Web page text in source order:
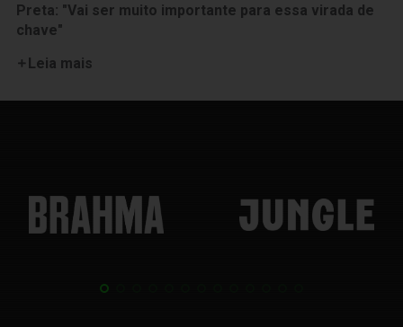
Preta: "Vai ser muito importante para essa virada de
chave"
Leia mais